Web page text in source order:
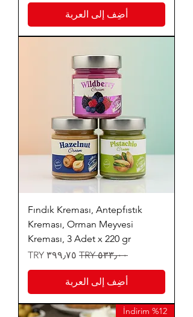
أضِف إلى العربة
Fındık Kreması, Antepfıstık
Kreması, Orman Meyvesi
Kreması, 3 Adet x 220 gr
سعر عادي
سعر البيع
أضِف إلى العربة
%12 İndirim